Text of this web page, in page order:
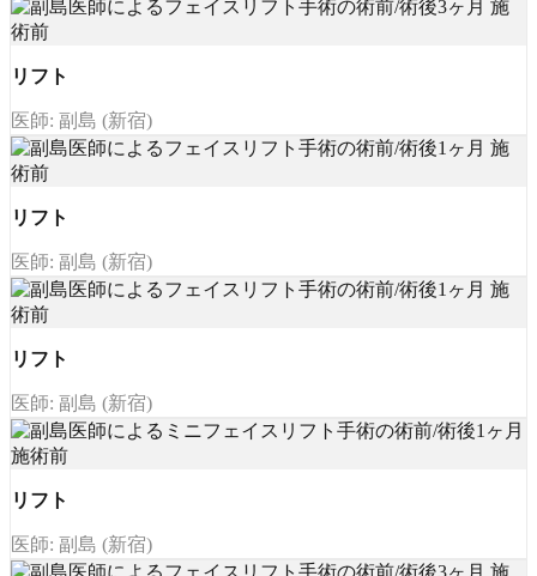
リフト
医師: 副島 (新宿)
リフト
医師: 副島 (新宿)
リフト
医師: 副島 (新宿)
リフト
医師: 副島 (新宿)